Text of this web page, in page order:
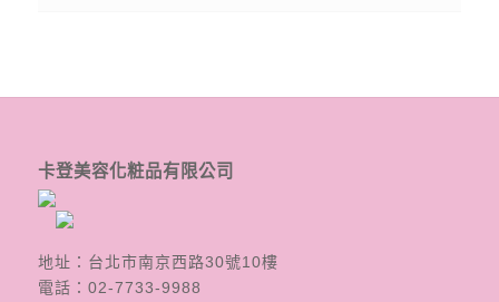
卡登美容化粧品有限公司
地址：台北市南京西路30號10樓
電話： 02-7733-9988